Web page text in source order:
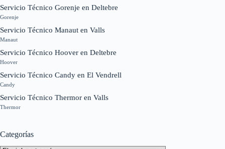
Servicio Técnico Gorenje en Deltebre
Gorenje
Servicio Técnico Manaut en Valls
Manaut
Servicio Técnico Hoover en Deltebre
Hoover
Servicio Técnico Candy en El Vendrell
Candy
Servicio Técnico Thermor en Valls
Thermor
Categorías